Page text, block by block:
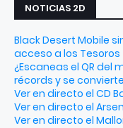
NOTICIAS 2D
Black Desert Mobile
acceso a los Tesoros
¿Escaneas el QR del
récords y se
Ver en directo el CD
Ver en directo el
Ver en directo el